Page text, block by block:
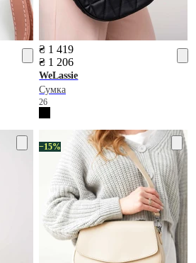
₴ 1 419
₴ 1 206
WeLassie
Сумка
26
−15%